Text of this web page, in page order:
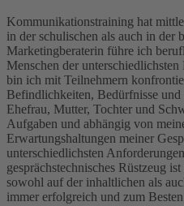
Kommunikationstraining hat
in der schulischen als auch in der
Marketingberaterin führe ich
Menschen der
bin ich mit Teilnehmern
Befindlichkeiten, Bedürfnisse
Ehefrau, Mutter, Tochter und
Aufgaben und abhängig von
Erwartungshaltungen meiner
unterschiedlichsten
gesprächstechnisches Rüstzeug
sowohl auf der inhaltlichen als
immer erfolgreich und zum